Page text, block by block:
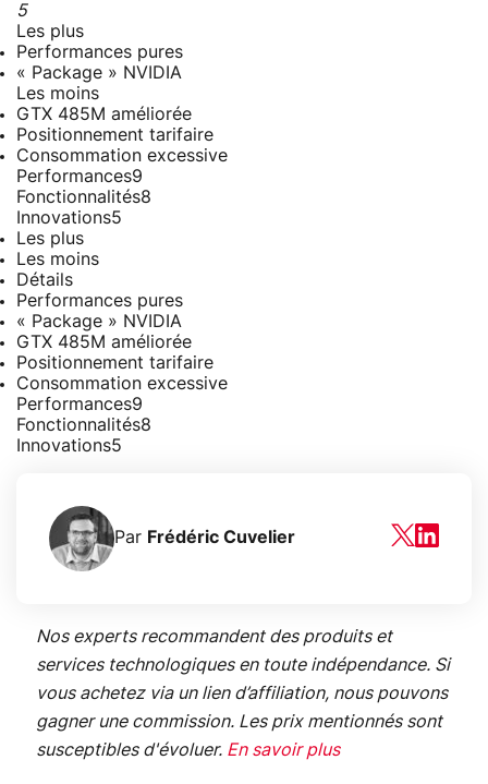
5
Les plus
Performances pures
« Package » NVIDIA
Les moins
GTX 485M améliorée
Positionnement tarifaire
Consommation excessive
Performances9
Fonctionnalités8
Innovations5
Les plus
Les moins
Détails
Performances pures
« Package » NVIDIA
GTX 485M améliorée
Positionnement tarifaire
Consommation excessive
Performances9
Fonctionnalités8
Innovations5
Par Frédéric Cuvelier
Nos experts recommandent des produits et
services technologiques en toute indépendance. Si
vous achetez via un lien d’affiliation, nous pouvons
gagner une commission. Les prix mentionnés sont
susceptibles d'évoluer. En savoir plus